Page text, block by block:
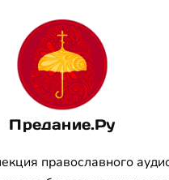
Предание.Ру
православного